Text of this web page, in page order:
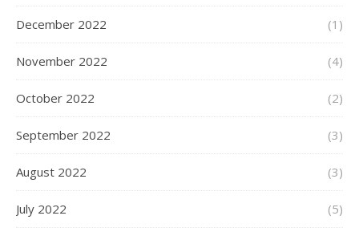
December 2022 (1)
November 2022 (4)
October 2022 (2)
September 2022 (3)
August 2022 (3)
July 2022 (5)